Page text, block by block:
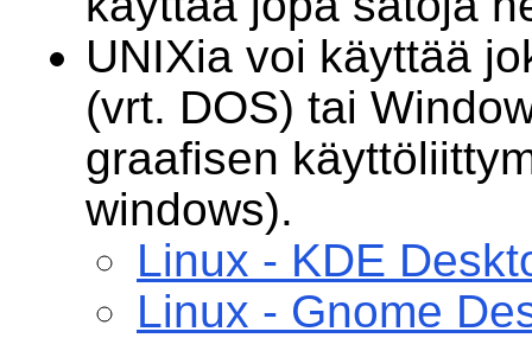
UNIXia voi käyttää
(vrt. DOS) tai
graafisen
windows).
Linux - KDE
Linux - Gnome